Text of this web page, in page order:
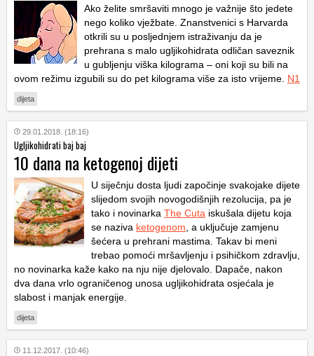
Ako želite smršaviti mnogo je važnije što jedete
nego koliko vježbate. Znanstvenici s Harvarda
otkrili su u posljednjem istraživanju da je
prehrana s malo ugljikohidrata odličan saveznik
u gubljenju viška kilograma – oni koji su bili na
ovom režimu izgubili su do pet kilograma više za isto vrijeme. N1
dijeta
29.01.2018. (18:16)
Ugljikohidrati baj baj
10 dana na ketogenoj dijeti
U siječnju dosta ljudi započinje svakojake dijete
slijedom svojih novogodišnjih rezolucija, pa je
tako i novinarka The Cuta iskušala dijetu koja
se naziva ketogenom, a uključuje zamjenu
šećera u prehrani mastima. Takav bi meni
trebao pomoći mršavljenju i psihičkom zdravlju,
no novinarka kaže kako na nju nije djelovalo. Dapače, nakon
dva dana vrlo ograničenog unosa ugljikohidrata osjećala je
slabost i manjak energije.
dijeta
11.12.2017. (10:46)